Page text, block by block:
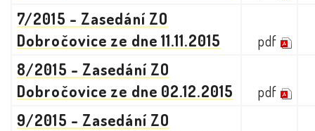
7/2015 - Zasedání ZO
Dobročovice ze dne 11.11.2015
pdf
8/2015 - Zasedání ZO
Dobročovice ze dne 02.12.2015
pdf
9/2015 - Zasedání ZO